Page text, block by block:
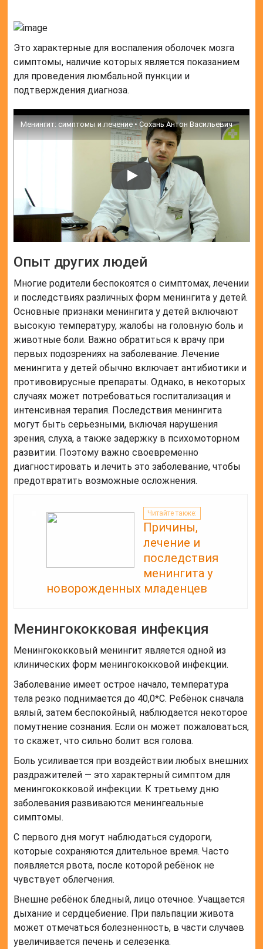
Это характерные для воспаления оболочек мозга
симптомы, наличие которых является показанием
для проведения люмбальной пункции и
подтверждения диагноза.
Менингит: симптомы и лечение • Сохань Антон Васильевич
Опыт других людей
Многие родители беспокоятся о симптомах, лечении
и последствиях различных форм менингита у детей.
Основные признаки менингита у детей включают
высокую температуру, жалобы на головную боль и
животные боли. Важно обратиться к врачу при
первых подозрениях на заболевание. Лечение
менингита у детей обычно включает антибиотики и
противовирусные препараты. Однако, в некоторых
случаях может потребоваться госпитализация и
интенсивная терапия. Последствия менингита
могут быть серьезными, включая нарушения
зрения, слуха, а также задержку в психомоторном
развитии. Поэтому важно своевременно
диагностировать и лечить это заболевание, чтобы
предотвратить возможные осложнения.
Читайте также:
Причины,
лечение и
последствия
менингита у
новорожденных младенцев
Менингококковая инфекция
Менингококковый менингит является одной из
клинических форм менингококковой инфекции.
Заболевание имеет острое начало, температура
тела резко поднимается до 40,0*С. Ребёнок сначала
вялый, затем беспокойный, наблюдается некоторое
помутнение сознания. Если он может пожаловаться,
то скажет, что сильно болит вся голова.
Боль усиливается при воздействии любых внешних
раздражителей — это характерный симптом для
менингококковой инфекции. К третьему дню
заболевания развиваются менингеальные
симптомы.
С первого дня могут наблюдаться судороги,
которые сохраняются длительное время. Часто
появляется рвота, после которой ребёнок не
чувствует облегчения.
Внешне ребёнок бледный, лицо отечное. Учащается
дыхание и сердцебиение. При пальпации живота
может отмечаться болезненность, в части случаев
увеличивается печень и селезенка.